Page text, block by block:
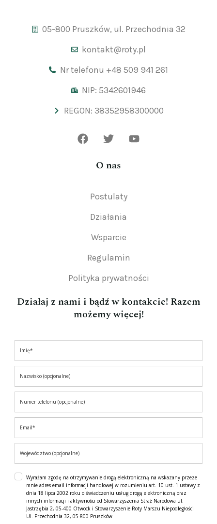
05-800 Pruszków, ul. Przechodnia 32
kontakt@roty.pl
Nr telefonu +48 509 941 261
NIP: 5342601946
REGON: 38352958300000
O nas
Postulaty
Działania
Wsparcie
Regulamin
Polityka prywatności
Działaj z nami i bądź w kontakcie! Razem
możemy więcej!
Wyrażam zgodę na otrzymywanie drogą elektroniczną na wskazany przeze
mnie adres email informacji handlowej w rozumieniu art. 10 ust. 1 ustawy z
dnia 18 lipca 2002 roku o świadczeniu usług drogą elektroniczną oraz
innych informacji i aktywności od Stowarzyszenia Straż Narodowa ul.
Jastrzębia 2, 05-400 Otwock i Stowarzyszenie Roty Marszu Niepodległości
Ul. Przechodnia 32, 05-800 Pruszków